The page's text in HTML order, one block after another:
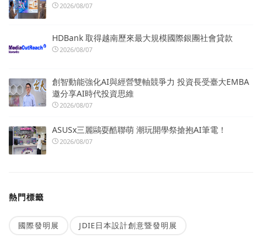
2026/08/07
HDBank 取得越南歷來最大規模國際銀團社會貸款
2026/08/07
創智動能強化AI與經營雙軸競爭力 投資長受臺大EMBA
邀分享AI時代投資思維
2026/08/07
ASUSx三麗鷗耍酷聯萌 潮玩開學祭搶抱AI筆電！
2026/08/07
熱門標籤
國際發明展 JDIE日本設計創意暨發明展